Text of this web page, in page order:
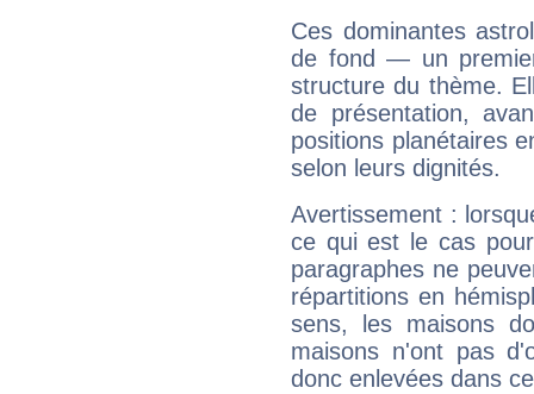
Ces dominantes
de fond — un
structure du thème.
de présentation,
positions planétaires
selon leurs dignités.
Avertissement :
ce qui est le cas
paragraphes ne
répartitions en
sens, les maisons
maisons n'ont pas
donc enlevées dans